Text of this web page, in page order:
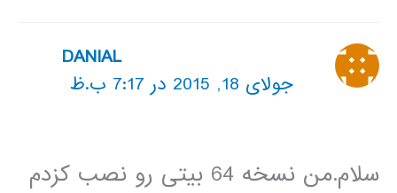
DANIAL
جولای 18, 2015 در 7:17 ب.ظ
سلام.من نسخه 64 بیتی رو نصب کزدم